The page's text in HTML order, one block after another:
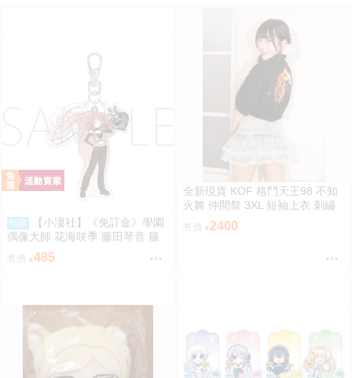
預購
【小凜社】《免訂金》學園
偶像大師 花海咲季 藤田琴音 篠
澤廣 ECLIPSE LIGHT 吊飾 桌上
小旗
售價 485
全新現貨 KOF 格鬥天王98 不知
火舞 仲間祭 3XL 短袖上衣 刺繡
限定聯名
售價 2400